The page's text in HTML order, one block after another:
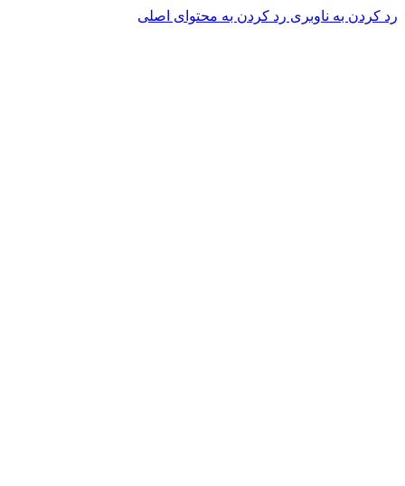
رد کردن به ناوبری رد کردن به محتوای اصلی